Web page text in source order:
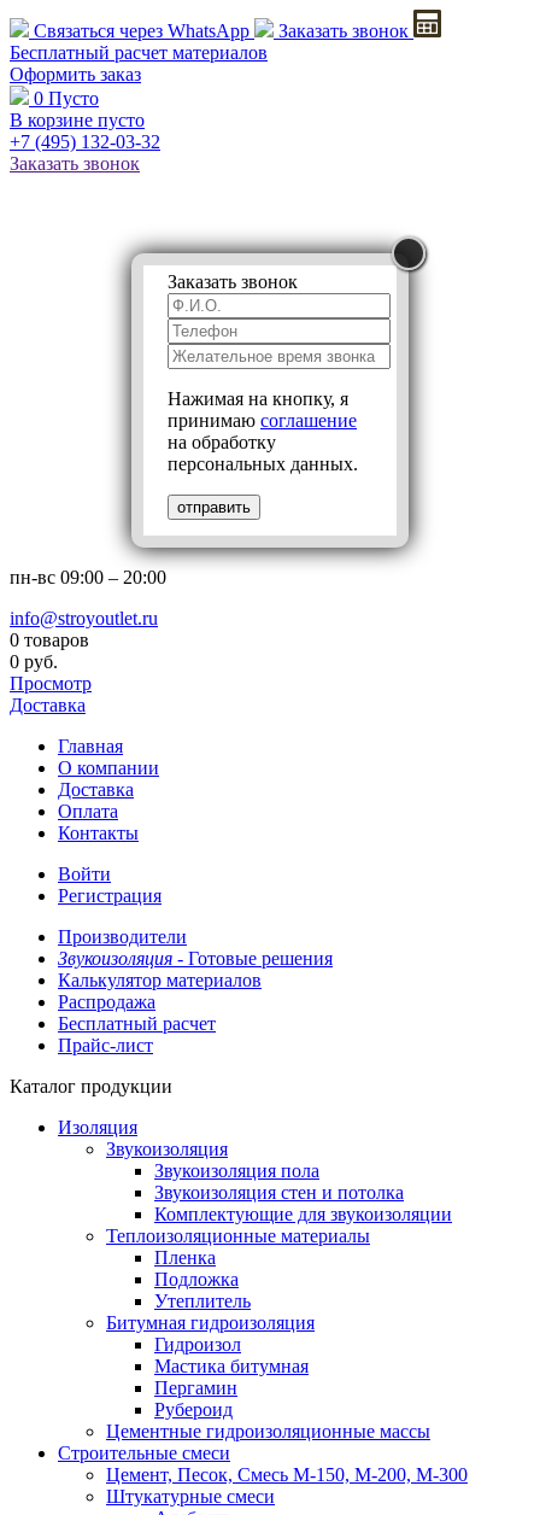
Связаться через WhatsApp
Заказать звонок
Бесплатный расчет материалов
Оформить заказ
0 Пусто
В корзине пусто
+7 (495) 132-03-32
Заказать звонок
Заказать звонок
Нажимая на кнопку, я
принимаю соглашение
на обработку
персональных данных.
отправить
пн-вс 09:00 – 20:00
info@stroyoutlet.ru
0 товаров
0 руб.
Просмотр
Доставка
Главная
О компании
Доставка
Оплата
Контакты
Войти
Регистрация
Производители
Звукоизоляция - Готовые решения
Калькулятор материалов
Распродажа
Бесплатный расчет
Прайс-лист
Каталог продукции
Изоляция
Звукоизоляция
Звукоизоляция пола
Звукоизоляция стен и потолка
Комплектующие для звукоизоляции
Теплоизоляционные материалы
Пленка
Подложка
Утеплитель
Битумная гидроизоляция
Гидроизол
Мастика битумная
Пергамин
Рубероид
Цементные гидроизоляционные массы
Строительные смеси
Цемент, Песок, Смесь М-150, М-200, М-300
Штукатурные смеси